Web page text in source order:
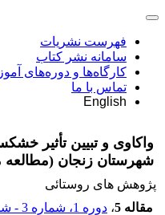
فهرست نشریات
سامانه نشر کتاب
کارگاه‌ها و دوره‌های
تماس با ما
English
واکاوی و تبیین تأثیر
شهرستان زنجان
پژوهش های روستائی
مقاله 5
، دوره 1، شماره 3 - شماره پیاپی 406000